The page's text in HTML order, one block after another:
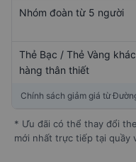
Chính sách giảm giá từ
Nhóm đoàn từ 5 người
Thẻ Bạc / Thẻ Vàng
hàng thân thiết
* Ưu đãi có thể thay đổi
mới nhất trực tiếp tại quầy